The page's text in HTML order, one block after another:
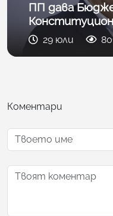
ПП дава
29 юли
Коментари